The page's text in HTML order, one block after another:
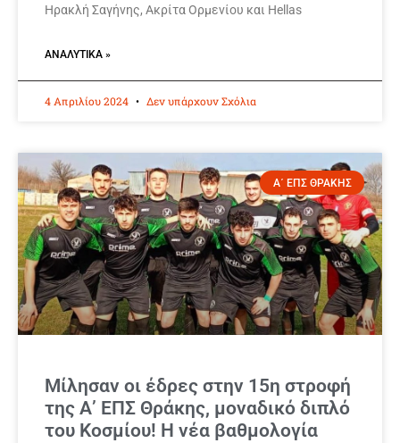
Ηρακλή Σαγήνης, Ακρίτα Ορμενίου και Hellas
ΑΝΑΛΥΤΙΚΆ »
4 Απριλίου 2024 Δεν υπάρχουν Σχόλια
Α΄ ΕΠΣ ΘΡΑΚΗΣ
Μίλησαν οι έδρες στην 15η στροφή
της Α’ ΕΠΣ Θράκης, μοναδικό διπλό
του Κοσμίου! Η νέα βαθμολογία